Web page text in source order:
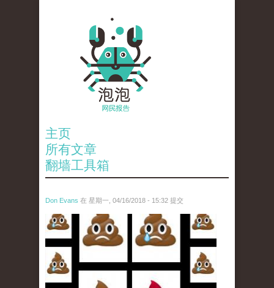
主页
所有文章
翻墙工具箱
Don Evans 在 星期一, 04/16/2018 - 15:32 提交
wechatimg1053.jpeg